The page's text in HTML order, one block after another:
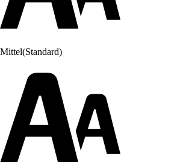
Mittel(Standard)